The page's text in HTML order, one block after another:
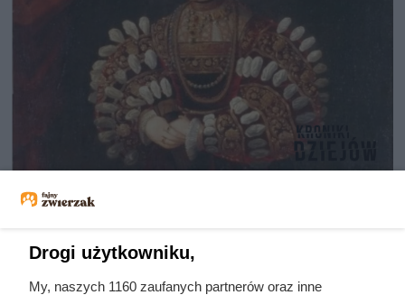
Pierwsza żona miała 11 ataków
epilepsji w 10 godzin. Zamiast jej
pomóc, król wyjechał i szukał
ukojenia w romansach
Drogi użytkowniku,
My, naszych 1160 zaufanych partnerów oraz inne